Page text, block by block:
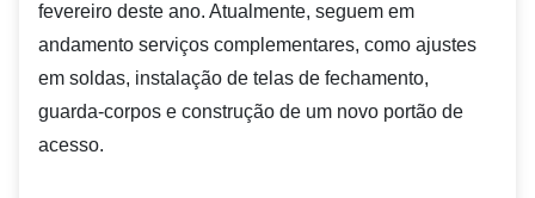
fevereiro deste ano. Atualmente, seguem em
andamento serviços complementares, como ajustes
em soldas, instalação de telas de fechamento,
guarda-corpos e construção de um novo portão de
acesso.